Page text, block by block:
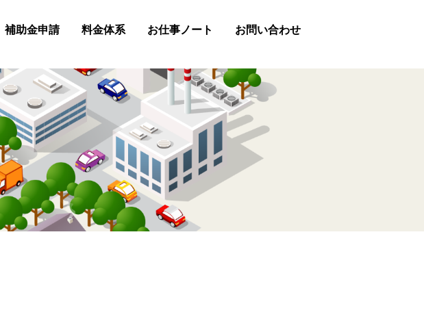
補助金申請
事業再構築補助金
小規模事業者持続化補助金
料金体系 お仕事ノート お問い合わせ
お問い合わせフォーム
LINE
Chatwork
お電話（0847-45-2488）